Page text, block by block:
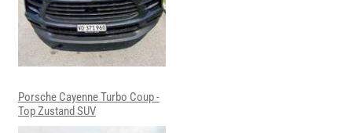
Porsche Cayenne Turbo Coup -
Top Zustand SUV